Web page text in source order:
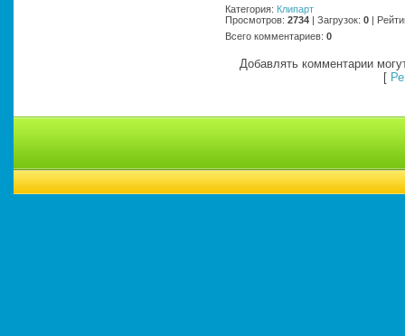
Категория: Клипарт
Просмотров: 2734 | Загрузок: 0 |
Всего комментариев: 0
Добавлять комментарии
[